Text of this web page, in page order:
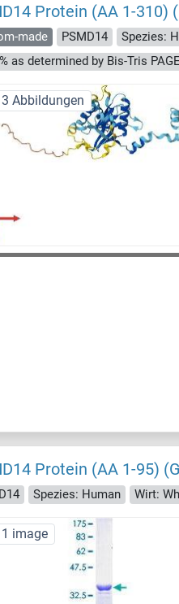
Protein (AA 1-310)
made PSMD14 Spezies:
3 Abbildungen
Protein (AA 1-95)
Spezies: Human Wirt:
1 image